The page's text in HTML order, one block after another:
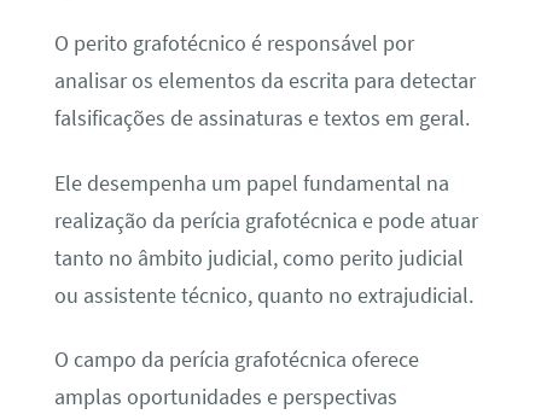
O perito grafotécnico é responsável por
analisar os elementos da escrita para detectar
falsificações de assinaturas e textos em geral.
Ele desempenha um papel fundamental na
realização da perícia grafotécnica e pode atuar
tanto no âmbito judicial, como perito judicial
ou assistente técnico, quanto no extrajudicial.
O campo da perícia grafotécnica oferece
amplas oportunidades e perspectivas